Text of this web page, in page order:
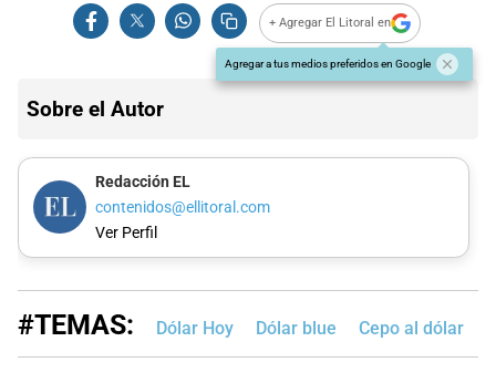
+ Agregar El Litoral en
Agregar a tus medios preferidos en Google
Sobre el Autor
Redacción EL
contenidos@ellitoral.com
Ver Perfil
#TEMAS: Dólar Hoy Dólar blue Cepo al dólar